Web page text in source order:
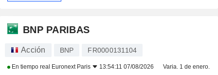
BNP PARIBAS
Acción BNP FR0000131104
En tiempo real Euronext Paris 13:54:11 07/08/2026 Varia. 1 de enero.